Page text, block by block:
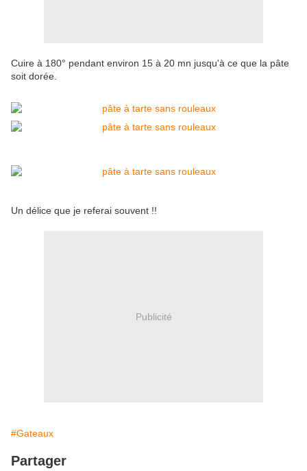
Cuire à 180° pendant environ 15 à 20 mn jusqu'à ce que la pâte
soit dorée.
Un délice que je referai souvent !!
Publicité
#Gateaux
Partager